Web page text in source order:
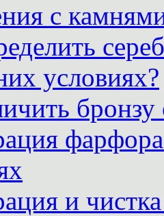
с
условиях?
и